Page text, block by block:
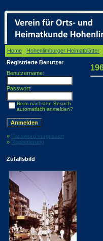
Home Hohenlimburger Heimatblätter
Registrierte Benutzer
Benutzername:
Passwort:
Beim nächsten Besuch
automatisch anmelden?
» Password vergessen
» Registrierung
Zufallsbild